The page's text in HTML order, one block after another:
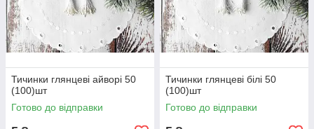
Тичинки глянцеві айворі 50
(100)шт
Готово до відправки
Тичинки глянцеві білі 50
(100)шт
Готово до відправки